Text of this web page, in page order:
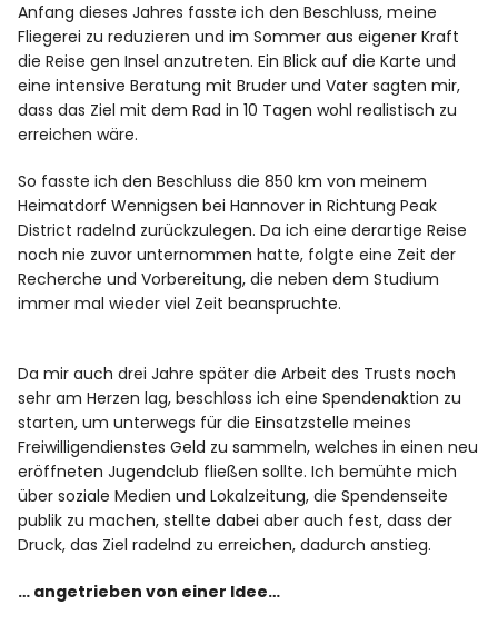
Anfang dieses Jahres fasste ich den Beschluss, meine
Fliegerei zu reduzieren und im Sommer aus eigener Kraft
die Reise gen Insel anzutreten. Ein Blick auf die Karte und
eine intensive Beratung mit Bruder und Vater sagten mir,
dass das Ziel mit dem Rad in 10 Tagen wohl realistisch zu
erreichen wäre.
So fasste ich den Beschluss die 850 km von meinem
Heimatdorf Wennigsen bei Hannover in Richtung Peak
District radelnd zurückzulegen. Da ich eine derartige Reise
noch nie zuvor unternommen hatte, folgte eine Zeit der
Recherche und Vorbereitung, die neben dem Studium
immer mal wieder viel Zeit beanspruchte.
Da mir auch drei Jahre später die Arbeit des Trusts noch
sehr am Herzen lag, beschloss ich eine Spendenaktion zu
starten, um unterwegs für die Einsatzstelle meines
Freiwilligendienstes Geld zu sammeln, welches in einen neu
eröffneten Jugendclub fließen sollte. Ich bemühte mich
über soziale Medien und Lokalzeitung, die Spendenseite
publik zu machen, stellte dabei aber auch fest, dass der
Druck, das Ziel radelnd zu erreichen, dadurch anstieg.
… angetrieben von einer Idee…